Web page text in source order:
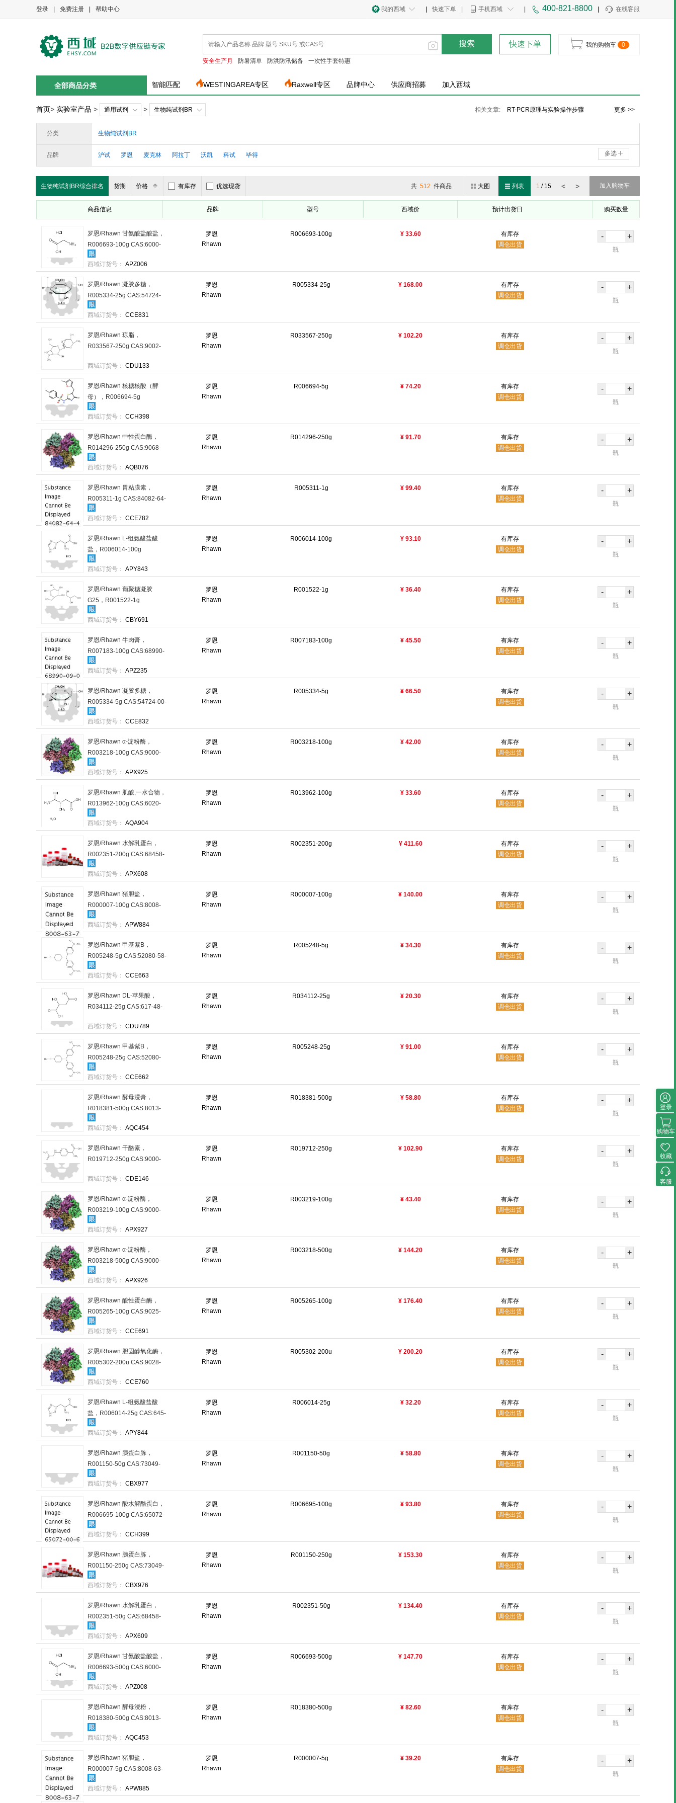
登录 免费注册 帮助中心 在线客服
400-821-8800
手机西域
快速下单
我的西域
搜索
安全生产月 防暑清单 防洪防汛储备 一次性手套特惠
快速下单 我的购物车 0
全部商品分类 智能匹配 WESTINGAREA专区 Raxwell专区 品牌中心 供应商招募 加入西域
首页> 实验室产品 > 通用试剂 > 生物纯试剂BR 相关文章:
RT-PCR原理与实验操作步骤
更多 >>
分类 生物纯试剂BR
品牌 沪试 罗恩 麦克林 阿拉丁 沃凯 科试 毕得 多选
生物纯试剂BR综合排名 货期 价格 有库存 优选现货 加入购物车
< >
1 / 15
大图 列表
共512 件商品
商品信息 品牌 型号 西域价 预计出货日 购买数量
罗恩
Rhawn
R006693-100g ¥ 33.60
有库存
调仓出货
罗恩/Rhawn 甘氨酸盐酸盐，
R006693-100g CAS:6000-
43-7，99%（BR），100g/瓶
售卖规格：1瓶
西域订货号： APZ006
- +
瓶
罗恩
Rhawn
R005334-25g ¥ 168.00
有库存
调仓出货
罗恩/Rhawn 凝胶多糖，
R005334-25g CAS:54724-
00-4，BR，25g/瓶 售卖规
格：1瓶
西域订货号： CCE831
- +
瓶
罗恩
Rhawn
R033567-250g ¥ 102.20
有库存
调仓出货
罗恩/Rhawn 琼脂，
R033567-250g CAS:9002-
格：1瓶
西域订货号： CDU133
- +
瓶
罗恩
Rhawn
R006694-5g ¥ 74.20
有库存
调仓出货
罗恩/Rhawn 核糖核酸（酵
母），R006694-5g
CAS:63231-63-0，BR，5g/
瓶 售卖规格：1瓶
西域订货号： CCH398
- +
瓶
罗恩
Rhawn
R014296-250g ¥ 91.70
有库存
调仓出货
罗恩/Rhawn 中性蛋白酶，
R014296-250g CAS:9068-
59-1，BR，50u/mg，250g/
瓶 售卖规格：1瓶
西域订货号： AQB076
- +
瓶
罗恩
Rhawn
R005311-1g ¥ 99.40
有库存
调仓出货
罗恩/Rhawn 胃粘膜素，
R005311-1g CAS:84082-64-
4，BR，1g/瓶 售卖规格：1
瓶
西域订货号： CCE782
- +
瓶
罗恩
Rhawn
R006014-100g ¥ 93.10
有库存
调仓出货
罗恩/Rhawn L-组氨酸盐酸
盐，R006014-100g
CAS:645-35-2， BR，
99%，100g/瓶 售卖规格：1
西域订货号： APY843
- +
瓶
罗恩
Rhawn
R001522-1g ¥ 36.40
有库存
调仓出货
罗恩/Rhawn 葡聚糖凝胶
G25，R001522-1g
CAS:9041-35-4，BR，1g/瓶
售卖规格：1瓶
西域订货号： CBY691
- +
瓶
罗恩
Rhawn
R007183-100g ¥ 45.50
有库存
调仓出货
罗恩/Rhawn 牛肉膏，
R007183-100g CAS:68990-
09-0，BR，100g/瓶 售卖规
格：1瓶
西域订货号： APZ235
- +
瓶
罗恩
Rhawn
R005334-5g ¥ 66.50
有库存
调仓出货
罗恩/Rhawn 凝胶多糖，
R005334-5g CAS:54724-00-
4，BR，5g/瓶 售卖规格：1
瓶
西域订货号： CCE832
- +
瓶
罗恩
Rhawn
R003218-100g ¥ 42.00
有库存
调仓出货
罗恩/Rhawn α-淀粉酶，
R003218-100g CAS:9000-
90-2，BR，100g/瓶 售卖规
格：1瓶
西域订货号： APX925
- +
瓶
罗恩
Rhawn
R013962-100g ¥ 33.60
有库存
调仓出货
罗恩/Rhawn 肌酸,一水合物，
R013962-100g CAS:6020-
87-7，BR，100g/瓶 售卖规
格：1瓶
西域订货号： AQA904
- +
瓶
罗恩
Rhawn
R002351-200g ¥ 411.60
有库存
调仓出货
罗恩/Rhawn 水解乳蛋白，
R002351-200g CAS:68458-
87-7，BR，200g/瓶 售卖规
格：1瓶
西域订货号： APX608
- +
瓶
罗恩
Rhawn
R000007-100g ¥ 140.00
有库存
调仓出货
罗恩/Rhawn 猪胆盐，
R000007-100g CAS:8008-
63-7，BR，100g/瓶 售卖规
格：1瓶
西域订货号： APW884
- +
瓶
罗恩
Rhawn
R005248-5g ¥ 34.30
有库存
调仓出货
罗恩/Rhawn 甲基紫B，
R005248-5g CAS:52080-58-
7，BR，5g/瓶 售卖规格：1
瓶
西域订货号： CCE663
- +
瓶
罗恩
Rhawn
R034112-25g ¥ 20.30
有库存
调仓出货
罗恩/Rhawn DL-苹果酸，
R034112-25g CAS:617-48-
瓶
西域订货号： CDU789
- +
瓶
罗恩
Rhawn
R005248-25g ¥ 91.00
有库存
调仓出货
罗恩/Rhawn 甲基紫B，
R005248-25g CAS:52080-
58-7，BR，25g/瓶 售卖规
格：1瓶
西域订货号： CCE662
- +
瓶
罗恩
Rhawn
R018381-500g ¥ 58.80
有库存
调仓出货
罗恩/Rhawn 酵母浸膏，
R018381-500g CAS:8013-
01-2，BR，500g/瓶 售卖规
格：1瓶
西域订货号： AQC454
- +
瓶
罗恩
Rhawn
R019712-250g ¥ 102.90
有库存
调仓出货
罗恩/Rhawn 干酪素，
R019712-250g CAS:9000-
格：1瓶
西域订货号： CDE146
- +
瓶
罗恩
Rhawn
R003219-100g ¥ 43.40
有库存
调仓出货
罗恩/Rhawn α-淀粉酶，
R003219-100g CAS:9000-
90-2，BR,1500u/g，100g/瓶
售卖规格：1瓶
西域订货号： APX927
- +
瓶
罗恩
Rhawn
R003218-500g ¥ 144.20
有库存
调仓出货
罗恩/Rhawn α-淀粉酶，
R003218-500g CAS:9000-
90-2，BR，500g/瓶 售卖规
格：1瓶
西域订货号： APX926
- +
瓶
罗恩
Rhawn
R005265-100g ¥ 176.40
有库存
调仓出货
罗恩/Rhawn 酸性蛋白酶，
R005265-100g CAS:9025-
49-4，BR,70万u/g，100g/瓶
售卖规格：1瓶
西域订货号： CCE691
- +
瓶
罗恩
Rhawn
R005302-200u ¥ 200.20
有库存
调仓出货
罗恩/Rhawn 胆固醇氧化酶，
R005302-200u CAS:9028-
76-6，BR 10-20u/mg，
200U/瓶 售卖规格：1瓶
西域订货号： CCE760
- +
瓶
罗恩
Rhawn
R006014-25g ¥ 32.20
有库存
调仓出货
罗恩/Rhawn L-组氨酸盐酸
盐，R006014-25g CAS:645-
35-2， BR，99%，25g/瓶 售
卖规格：1瓶
西域订货号： APY844
- +
瓶
罗恩
Rhawn
R001150-50g ¥ 58.80
有库存
调仓出货
罗恩/Rhawn 胰蛋白胨，
R001150-50g CAS:73049-
73-7，BR，50g/瓶 售卖规
格：1瓶
西域订货号： CBX977
- +
瓶
罗恩
Rhawn
R006695-100g ¥ 93.80
有库存
调仓出货
罗恩/Rhawn 酸水解酪蛋白，
R006695-100g CAS:65072-
00-6，BR，100g/瓶 售卖规
格：1瓶
西域订货号： CCH399
- +
瓶
罗恩
Rhawn
R001150-250g ¥ 153.30
有库存
调仓出货
罗恩/Rhawn 胰蛋白胨，
R001150-250g CAS:73049-
73-7，BR，250g/瓶 售卖规
格：1瓶
西域订货号： CBX976
- +
瓶
罗恩
Rhawn
R002351-50g ¥ 134.40
有库存
调仓出货
罗恩/Rhawn 水解乳蛋白，
R002351-50g CAS:68458-
87-7，BR，50g/瓶 售卖规
格：1瓶
西域订货号： APX609
- +
瓶
罗恩
Rhawn
R006693-500g ¥ 147.70
有库存
调仓出货
罗恩/Rhawn 甘氨酸盐酸盐，
R006693-500g CAS:6000-
43-7，99%（BR），500g/瓶
售卖规格：1瓶
西域订货号： APZ008
- +
瓶
罗恩
Rhawn
R018380-500g ¥ 82.60
有库存
调仓出货
罗恩/Rhawn 酵母浸粉，
R018380-500g CAS:8013-
01-2，BR，500g/瓶 售卖规
格：1瓶
西域订货号： AQC453
- +
瓶
罗恩
Rhawn
R000007-5g ¥ 39.20
有库存
调仓出货
罗恩/Rhawn 猪胆盐，
R000007-5g CAS:8008-63-
7，BR，5g/瓶 售卖规格：1
瓶
西域订货号： APW885
- +
瓶
登录
购物车
收藏
客服